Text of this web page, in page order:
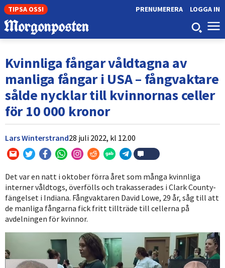
TIPSA OSS! LOGGA IN
PRENUMERERA
Kvinnliga fångar våldtagna av
manliga fångar i USA – fångvaktare
sålde nycklar till kvinnornas celler
för 10 000 kronor
Lars Winterstrand28 juli 2022, kl 12.00
Det var en natt i oktober förra året som många kvinnliga
interner våldtogs, överfölls och trakasserades i Clark County-
fängelset i Indiana. Fångvaktaren David Lowe, 29 år, såg till att
de manliga fångarna fick fritt tillträde till cellerna på
avdelningen för kvinnor.